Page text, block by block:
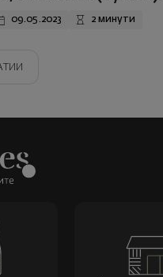
09.05.2023 2 минути